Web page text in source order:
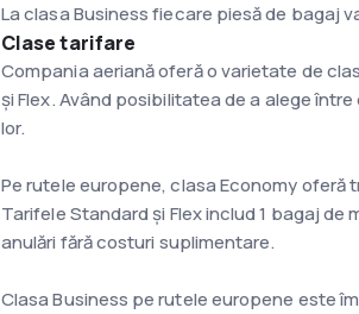
La clasa Business fiecare piesă de bagaj
Clase tarifare
Compania aeriană oferă o varietate de
și Flex. Având posibilitatea de a alege
lor.
Pe rutele europene, clasa Economy oferă
Tarifele Standard și Flex includ 1 bagaj de
anulări fără costuri suplimentare.
Clasa Business pe rutele europene este